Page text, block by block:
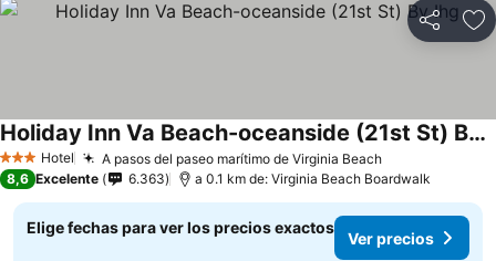
Compartir
3 Estrellas
Hotel A pasos del paseo marítimo de Virginia Beach
Holiday Inn Va Beach-oceanside (21st St) By Ihg
8,6 Excelente 6.363 a 0.1 km de: Virginia Beach Boardwalk
Elige fechas para ver los precios exactos
Ver precios